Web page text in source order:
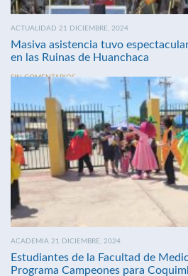
ACTUALIDAD 21 DICIEMBRE, 2024
Masiva asistencia tuvo
en las Ruinas de Huanchaca
SIN COMENTARIOS
ACADEMIA 21 DICIEMBRE, 2024
Estudiantes de la Facultad de
Programa Campeones para